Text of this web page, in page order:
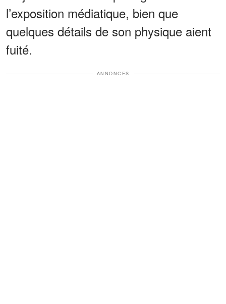
l’exposition médiatique, bien que
quelques détails de son physique aient
fuité.
ANNONCES